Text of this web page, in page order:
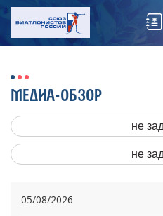
МЕДИА-ОБЗОР
не
не
05/08/2026